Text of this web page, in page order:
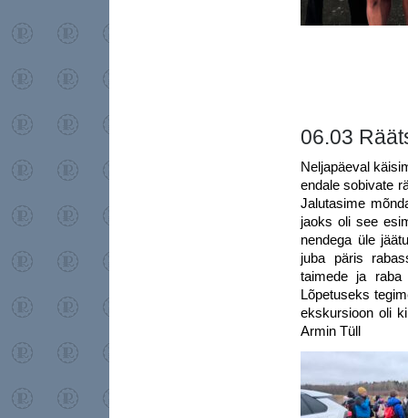
06.03
Neljapäeval
endale sobivate
Jalutasime
jaoks oli see
nendega üle
juba päris
taimede ja
Lõpetuseks
ekskursioon oli
Armin Tüll